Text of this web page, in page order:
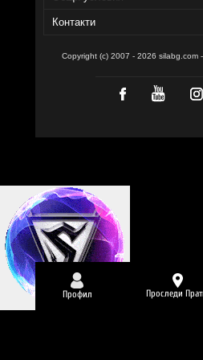
ПРЕПОРЪЧВАМ!
Контакти
Copyright (c) 2007 - 2026 silabg.com
Профил Проследи